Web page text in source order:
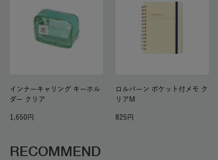
インナーキャリング キーホル
ダー クリア
1,650
ロルバーン ポケット付メモ ク
リアM
825
RECOMMEND